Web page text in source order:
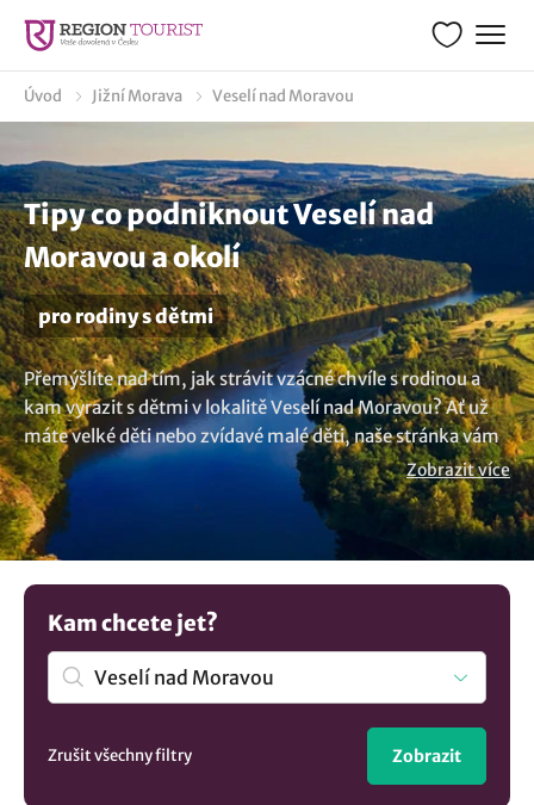
Úvod Jižní Morava Veselí nad Moravou
Tipy co podniknout Veselí nad
Moravou a okolí
pro rodiny s dětmi
Přemýšlíte nad tím, jak strávit vzácné chvíle s rodinou a
kam vyrazit s dětmi v lokalitě Veselí nad Moravou? Ať už
máte velké děti nebo zvídavé malé děti, naše stránka vám
poskytne zajímavé i originální nápady s tipy kam na výlety
s dětmi v destinaci Veselí nad Moravou. Prozkoumejte
různorodé možnosti zábavy, zábavné aktivity, objevujte
skryté kouty vhodná pro rodinné výpravy a najděte tipy
kudy z nudy s dětmi. Přinášíme vám nejen inspiraci, co
vidět a co dělat, ale i rady, jak udělat každý rodinný výlet
nezapomenutelným. Obohaťte svůj volný čas s našimi tipy
na výlet a užijte si ho s vašimi dětmi na plno!
Zobrazit více
Kam chcete jet?
Zrušit všechny filtry Zobrazit